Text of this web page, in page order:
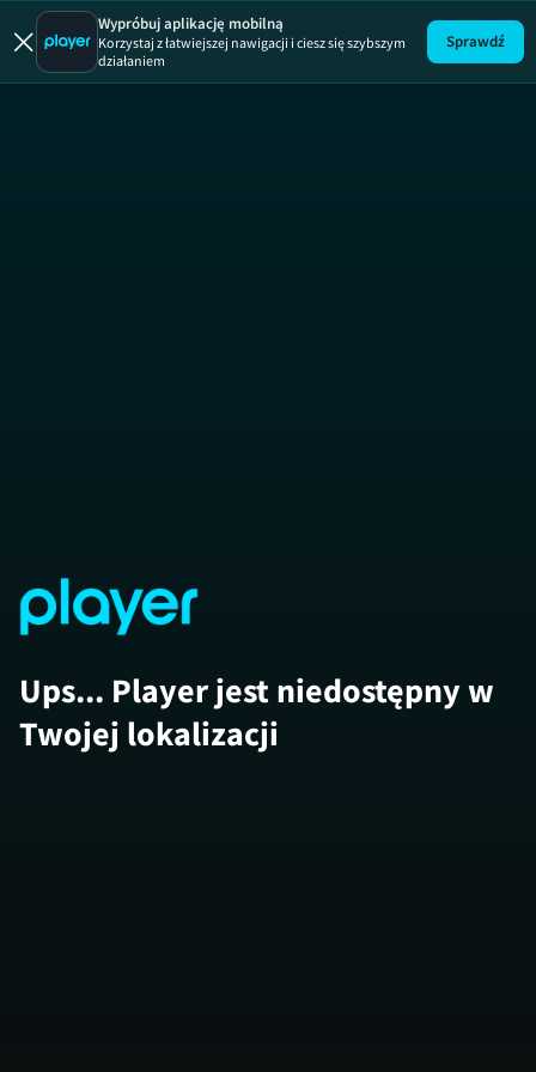
Wypróbuj aplikację mobilną
Korzystaj z łatwiejszej nawigacji i ciesz się szybszym
działaniem
Sprawdź
Ups... Player jest niedostępny w
Twojej lokalizacji